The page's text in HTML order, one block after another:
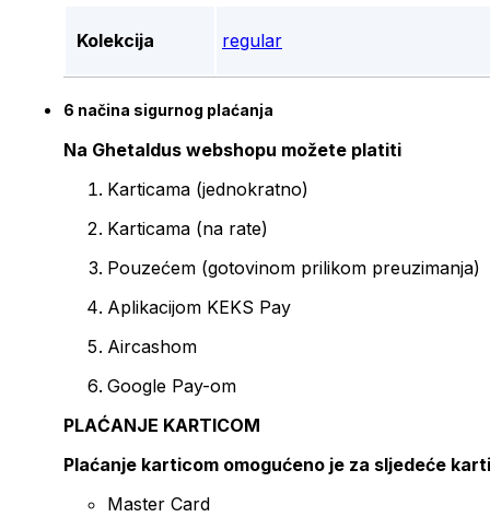
Kolekcija regular
6 načina sigurnog plaćanja
Na Ghetaldus webshopu možete platiti
Karticama (jednokratno)
Karticama (na rate)
Pouzećem (gotovinom prilikom preuzimanja)
Aplikacijom KEKS Pay
Aircashom
Google Pay-om
PLAĆANJE KARTICOM
Plaćanje karticom omogućeno je za sljedeće
Master Card